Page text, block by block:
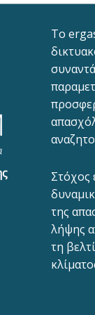
To
Στόχος
της
λήψης
τη